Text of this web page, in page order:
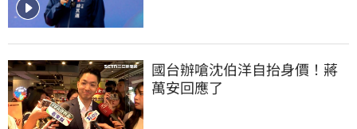
國台辦嗆沈伯洋自抬身價！蔣
萬安回應了